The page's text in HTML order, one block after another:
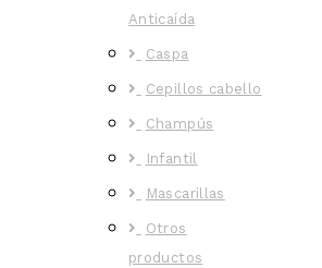
Anticaída
Caspa
Cepillos cabello
Champús
Infantil
Mascarillas
Otros
productos